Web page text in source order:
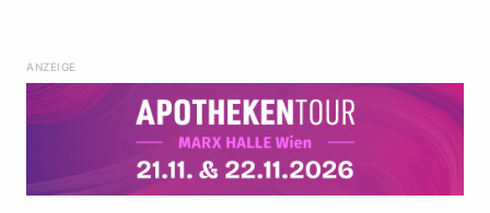
ANZEIGE